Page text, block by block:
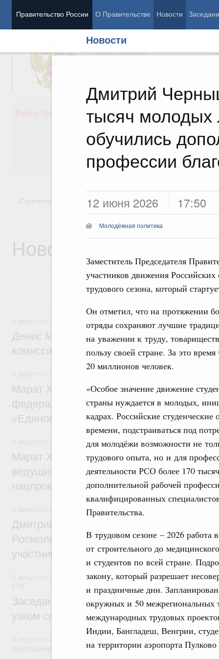
Правительство России О Правительстве Новости
Новости
Дмитрий
тысяч молодых
обучились
профессии
12 июня 2026 17:50
Молодёжная политика
Заместитель Председателя
участников движения Российских
трудового сезона, который
Он отметил, что на протяжении
отряды сохраняют лучшие
на уважении к труду,
пользу своей стране. За это
20 миллионов человек.
«Особое значение движение
страны нуждается в молодых,
кадрах. Российские
времени, подстраиваться под
для молодёжи возможности не
трудового опыта, но и для
деятельности РСО более 170
дополнительной рабочей
квалифицированных
Правительства.
В трудовом сезоне – 2026 работа
от строительного до
и студентов по всей стране.
закону, который разрешает
и праздничные дни.
окружных и 50 межрегиональных
международных трудовых
Индии, Бангладеш, Венгрии,
на территории аэропорта
Председатель Правительства
Вице-премьеры
Работа Правительства
Демография
Здоровье
Культура
Государство
Стратегии Государственные программы
Новости
Денис Мантуров провёл заседание
комиссии по промышленности
Марат Хуснуллин: Более 130
федерального значения построено под
«Единого заказчика»
Национальный проект «Инфраструктура
Марат Хуснуллин: Порядка 200
ведущих к спортивным объектам,
нацпроекту «Инфраструктура для
Молодёжная политика
Дмитрий Чернышенко, Сергей Кравцов и
Росмолодёжи Григорий Гуров
участников проекта «Кольцо открытий»
Евразийский экономический союз.
СНГ
Заседание Евразийского
узком составе
двусторонней основе